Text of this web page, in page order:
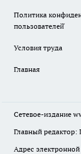
Политика
пользователей̆
Условия труда
Главная
Сетевое-издание
Главный
Адрес